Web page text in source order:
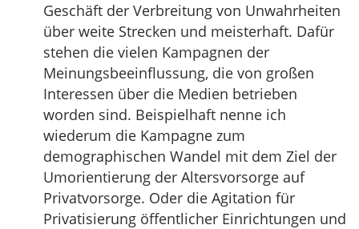
Geschäft der Verbreitung von Unwahrheiten
über weite Strecken und meisterhaft. Dafür
stehen die vielen Kampagnen der
Meinungsbeeinflussung, die von großen
Interessen über die Medien betrieben
worden sind. Beispielhaft nenne ich
wiederum die Kampagne zum
demographischen Wandel mit dem Ziel der
Umorientierung der Altersvorsorge auf
Privatvorsorge. Oder die Agitation für
Privatisierung öffentlicher Einrichtungen und